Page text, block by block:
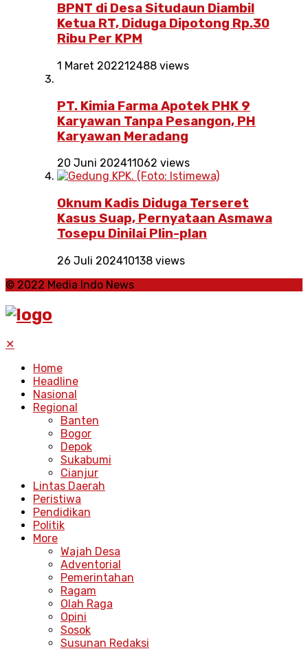
BPNT di Desa Situdaun Diambil
Ketua RT, Diduga Dipotong Rp.30
Ribu Per KPM
1 Maret 202212488 views
PT. Kimia Farma Apotek PHK 9
Karyawan Tanpa Pesangon, PH
Karyawan Meradang
20 Juni 202411062 views
Oknum Kadis Diduga Terseret
Kasus Suap, Pernyataan Asmawa
Tosepu Dinilai Plin-plan
26 Juli 202410138 views
© 2022 Media Indo News
✕
Home
Headline
Nasional
Regional
Banten
Bogor
Depok
Sukabumi
Cianjur
Lintas Daerah
Peristiwa
Pendidikan
Politik
More
Wajah Desa
Adventorial
Pemerintahan
Ragam
Olah Raga
Opini
Sosok
Susunan Redaksi